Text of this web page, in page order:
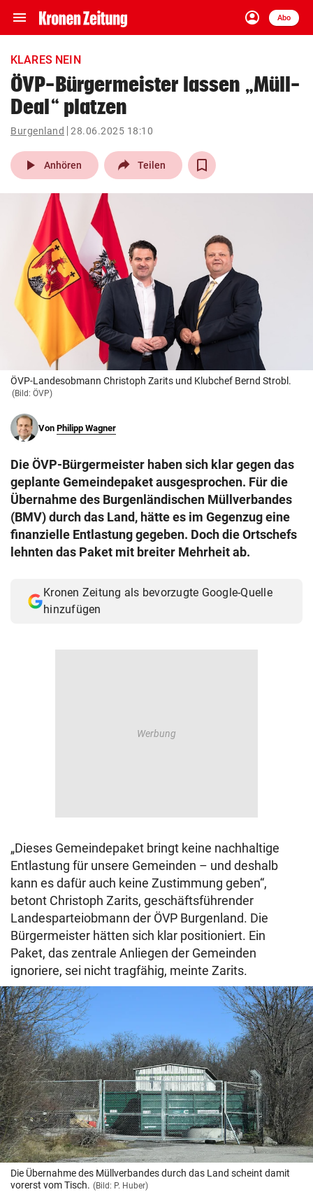
menu Navigation
ein-/ausklappen
account_circle
Anmelden
Abo
close Schließen
account_circle Anmelden
pin_drop
Wien arrow_right
bookmark
search
Suchbegriff
eingeben
© Krone Multimedia GmbH & Co KG 2026
Muthgasse 2, 1190 Wien
KLARES NEIN
ÖVP-Bürgermeister lassen „Müll-
Deal“ platzen
Burgenland 28.06.2025 18:10
play_arrow Anhören Teilen
ÖVP-Landesobmann Christoph Zarits und Klubchef Bernd Strobl.
(Bild: ÖVP)
Von Philipp Wagner
Die ÖVP-Bürgermeister haben sich klar gegen das
geplante Gemeindepaket ausgesprochen. Für die
Übernahme des Burgenländischen Müllverbandes
(BMV) durch das Land, hätte es im Gegenzug eine
finanzielle Entlastung gegeben. Doch die Ortschefs
lehnten das Paket mit breiter Mehrheit ab.
Kronen Zeitung als bevorzugte Google-Quelle
hinzufügen
„Dieses Gemeindepaket bringt keine nachhaltige
Entlastung für unsere Gemeinden – und deshalb
kann es dafür auch keine Zustimmung geben“,
betont Christoph Zarits, geschäftsführender
Landesparteiobmann der ÖVP Burgenland. Die
Bürgermeister hätten sich klar positioniert. Ein
Paket, das zentrale Anliegen der Gemeinden
ignoriere, sei nicht tragfähig, meinte Zarits.
Die Übernahme des Müllverbandes durch das Land scheint damit
vorerst vom Tisch. (Bild: P. Huber)